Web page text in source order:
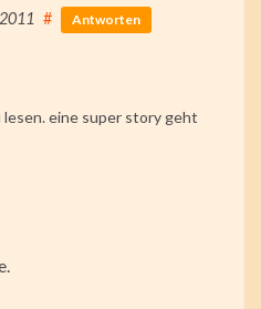
# Antworten
lesen. eine super story geht